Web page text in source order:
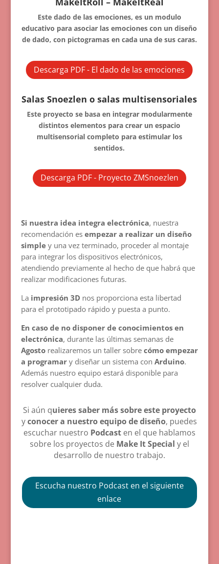
Este dado de las emociones, es un modulo
educativo para asociar las emociones con un diseño
de dado, con pictogramas en cada una de sus caras.
Descarga PDF - El dado de las emociones
Salas Snoezlen o salas multisensoriales
Este proyecto se basa en integrar modularmente
distintos elementos para crear un espacio
multisensorial completo para estimular los
sentidos.
Descarga PDF - Proyecto ZMSnoezlen
Si nuestra idea integra electrónica, nuestra
recomendación es empezar a realizar un diseño
simpley una vez terminado, proceder al montaje
para integrar los dispositivos electrónicos,
atendiendo previamente al hecho de que habrá que
realizar modificaciones futuras.
La impresión 3Dnos proporciona esta libertad
para el prototipado rápido y puesta a punto.
En caso de no disponer de conocimientos en
electrónica, durante las últimas semanas de
Agostorealizaremos un taller sobre cómo empezar
a programary diseñar un sistema con Arduino.
Además nuestro equipo estará disponible para
resolver cualquier duda.
Si aún quieres saber más sobre este proyecto
yconocer a nuestro equipo de diseño, puedes
escuchar nuestro Podcasten el que hablamos
sobre los proyectos de Make It Special y el
desarrollo de nuestro trabajo.
Escucha nuestro Podcast en el siguiente
enlace